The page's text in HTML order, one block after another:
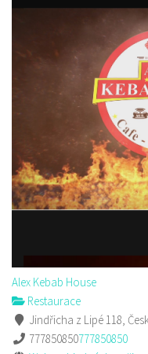
Alex Kebab House
Restaurace
Jindřicha z Lipé 118,
777850850777850850